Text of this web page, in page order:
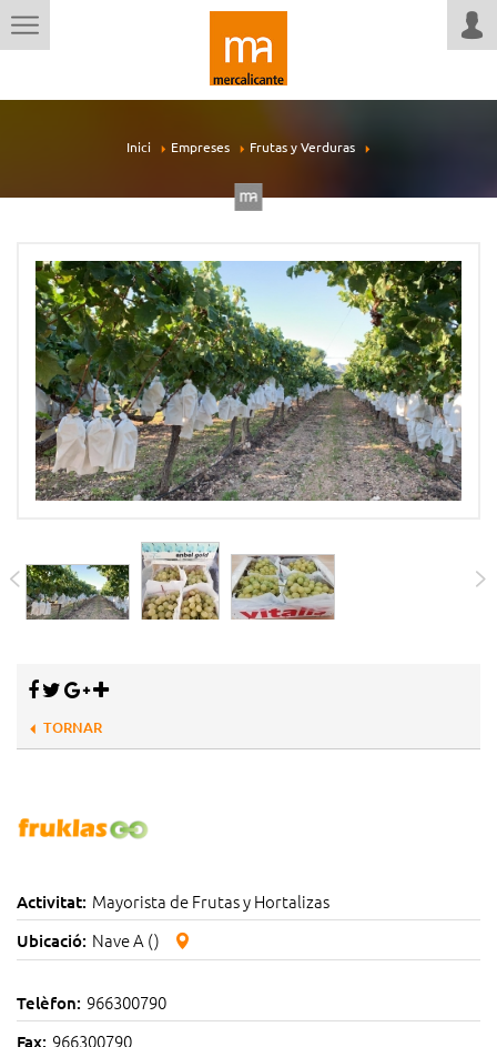
Inici Empreses Frutas y Verduras
TORNAR
Activitat: Mayorista de Frutas y Hortalizas
Ubicació: Nave A ()
Telèfon: 966300790
Fax: 966300790